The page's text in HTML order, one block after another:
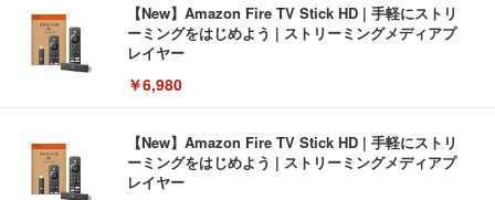
【New】Amazon Fire TV Stick HD | 手軽にストリ
ーミングをはじめよう | ストリーミングメディアプ
レイヤー
￥6,980
【New】Amazon Fire TV Stick HD | 手軽にストリ
ーミングをはじめよう | ストリーミングメディアプ
レイヤー